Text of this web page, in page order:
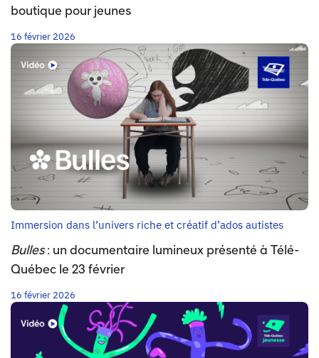
boutique pour jeunes
16 février 2026
Immersion dans l’univers riche et créatif d’ados autistes
Bulles: un documentaire lumineux présenté à Télé-
Québec le 23 février
16 février 2026